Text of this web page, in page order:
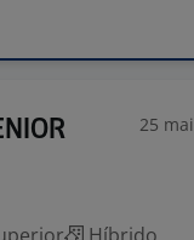
25 mai